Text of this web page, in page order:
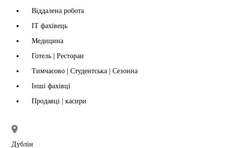
Віддалена робота
IT фахівець
Медицина
Готель | Ресторан
Тимчасово | Студентська | Сезонна
Інші фахівці
Продавці | касири
Дублін